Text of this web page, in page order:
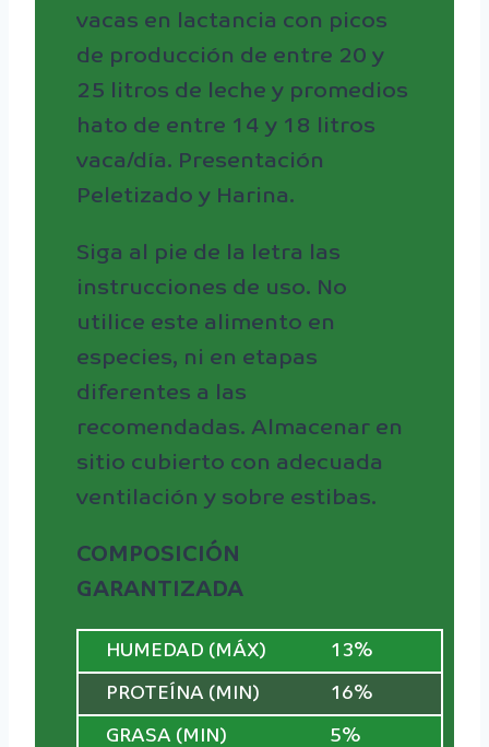
vacas en lactancia con picos
de producción de entre 20 y
25 litros de leche y promedios
hato de entre 14 y 18 litros
vaca/día. Presentación
Peletizado y Harina.
Siga al pie de la letra las
instrucciones de uso. No
utilice este alimento en
especies, ni en etapas
diferentes a las
recomendadas. Almacenar en
sitio cubierto con adecuada
ventilación y sobre estibas.
COMPOSICIÓN
GARANTIZADA
HUMEDAD (MÁX) 13%
PROTEÍNA (MIN) 16%
GRASA (MIN) 5%